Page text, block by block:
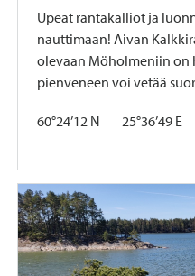
Upeat rantakalliot ja
nauttimaan! Aivan
olevaan Möholmeniin on
pienveneen voi vetää
60°24’12 N 25°36’49 E